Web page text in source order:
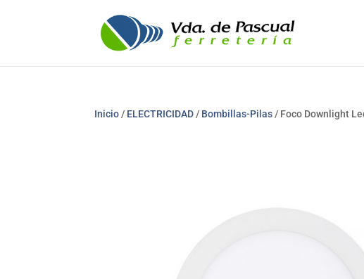
Inicio / ELECTRICIDAD / Bombillas-Pilas / Foco Downlight